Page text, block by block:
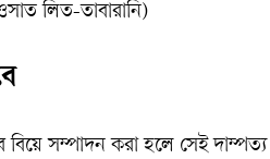
লিত-তাবারানি)
সম্পাদন করা হলে সেই